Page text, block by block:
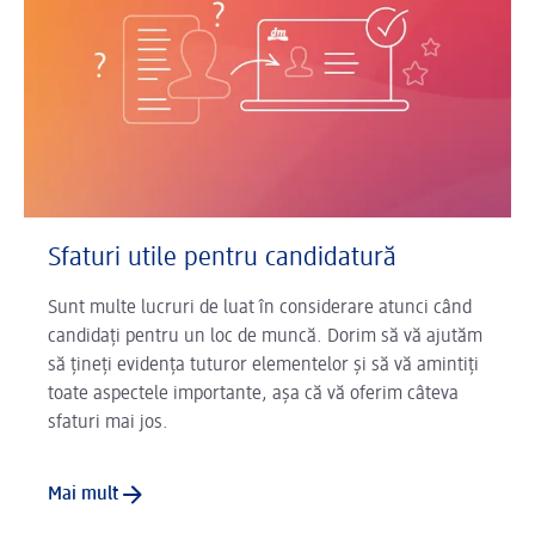
Sfaturi utile pentru candidatură
Sunt multe lucruri de luat în considerare atunci când
candidați pentru un loc de muncă. Dorim să vă ajutăm
să țineți evidența tuturor elementelor și să vă amintiți
toate aspectele importante, așa că vă oferim câteva
sfaturi mai jos.
Mai mult